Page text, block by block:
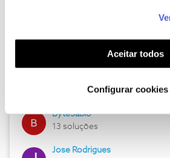
funcionalidades (cookies de
funcionalidade) e adaptar anúncios
(cookies de publicidade
utilização dos cookies clicando em "
Aceitar todos
Configurar cookies
Hall of Fame de julho
17 soluções
ByteSábio
13 soluções
Jose Rodrigues